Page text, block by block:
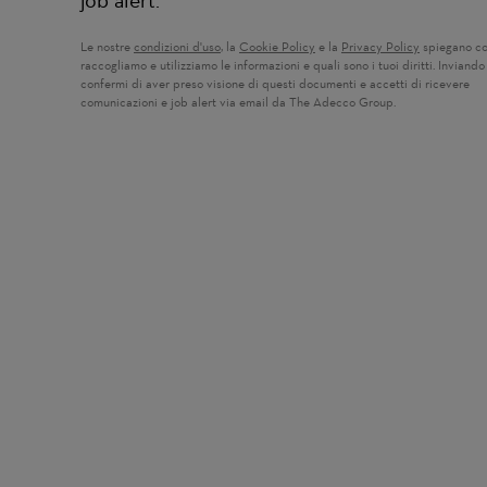
Le nostre condizioni d'uso(si apre in una nuova finestra)
, la Cookie Policy (si apre in una nuova finestra)
e la Privacy Policy (si apre in
spiegano
raccogliamo e utilizziamo le informazioni e quali sono i tuoi diritti.
confermi di aver preso visione di questi documenti e accetti di ricevere
comunicazioni e job alert via email da The Adecco Group.